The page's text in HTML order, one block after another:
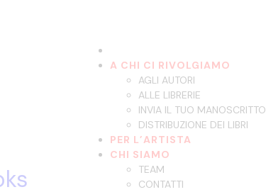
A CHI CI RIVOLGIAMO
AGLI AUTORI
ALLE LIBRERIE
INVIA IL TUO MANOSCRITTO
DISTRIBUZIONE DEI LIBRI
PER L’ARTISTA
CHI SIAMO
TEAM
CONTATTI